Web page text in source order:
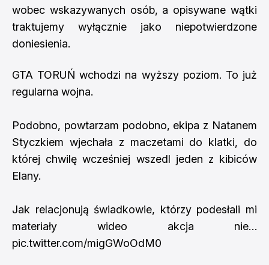
wobec wskazywanych osób, a opisywane wątki
traktujemy wyłącznie jako niepotwierdzone
doniesienia.
GTA TORUŃ wchodzi na wyższy poziom. To już
regularna wojna.
Podobno, powtarzam podobno, ekipa z Natanem
Styczkiem wjechała z maczetami do klatki, do
której chwilę wcześniej wszedl jeden z kibiców
Elany.
Jak relacjonują świadkowie, którzy podesłali mi
materiały wideo akcja nie…
pic.twitter.com/migGWoOdM0